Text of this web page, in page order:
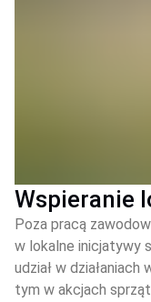
Wspieranie
Poza pracą
w lokalne inicjatywy
udział w
tym w akcjach